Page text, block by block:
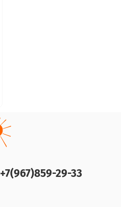
+7(967)859-29-33